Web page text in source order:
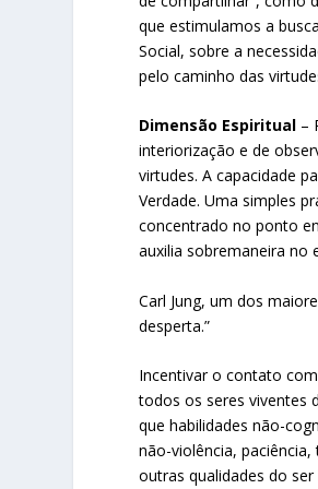
que estimulamos a
Social, sobre a
pelo caminho das
Dimensão Espiritual –
interiorização e de
virtudes. A capacidade
Verdade. Uma simples
concentrado no ponto
auxilia sobremaneira no
Carl Jung, um dos
desperta.”
Incentivar o contato
todos os seres viventes
que habilidades não-
não-violência,
outras qualidades do ser